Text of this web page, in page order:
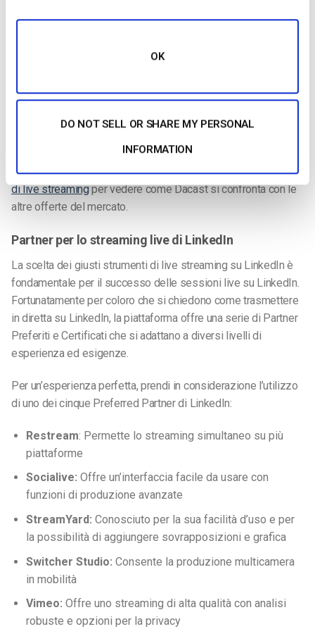
OK
DO NOT SELL OR SHARE MY PERSONAL
INFORMATION
configurazione di streaming come questa.
LinkedIn, tra cui Vimeo, StreamYard e altri.
personalizzato, ma si tratta di un’operazione molto più tecnica
e complessa rispetto all’utilizzo di una soluzione di
Dai un’occhiata al nostro confronto tra le migliori21 soluzioni
di live streamingper vedere come Dacast si confronta con le
altre offerte del mercato.
Partner per lo streaming live di LinkedIn
La scelta dei giusti strumenti di live streaming su LinkedIn è
fondamentale per il successo delle sessioni live su LinkedIn.
Fortunatamente per coloro che si chiedono come trasmettere
in diretta su LinkedIn, la piattaforma offre una serie di Partner
Preferiti e Certificati che si adattano a diversi livelli di
esperienza ed esigenze.
Per un’esperienza perfetta, prendi in considerazione l’utilizzo
di uno dei cinque Preferred Partner di LinkedIn:
Restream: Permette lo streaming simultaneo su più
piattaforme
Socialive: Offre un’interfaccia facile da usare con
funzioni di produzione avanzate
StreamYard: Conosciuto per la sua facilità d’uso e per
la possibilità di aggiungere sovrapposizioni e grafica
Switcher Studio: Consente la produzione multicamera
in mobilità
Vimeo: Offre uno streaming di alta qualità con analisi
robuste e opzioni per la privacy